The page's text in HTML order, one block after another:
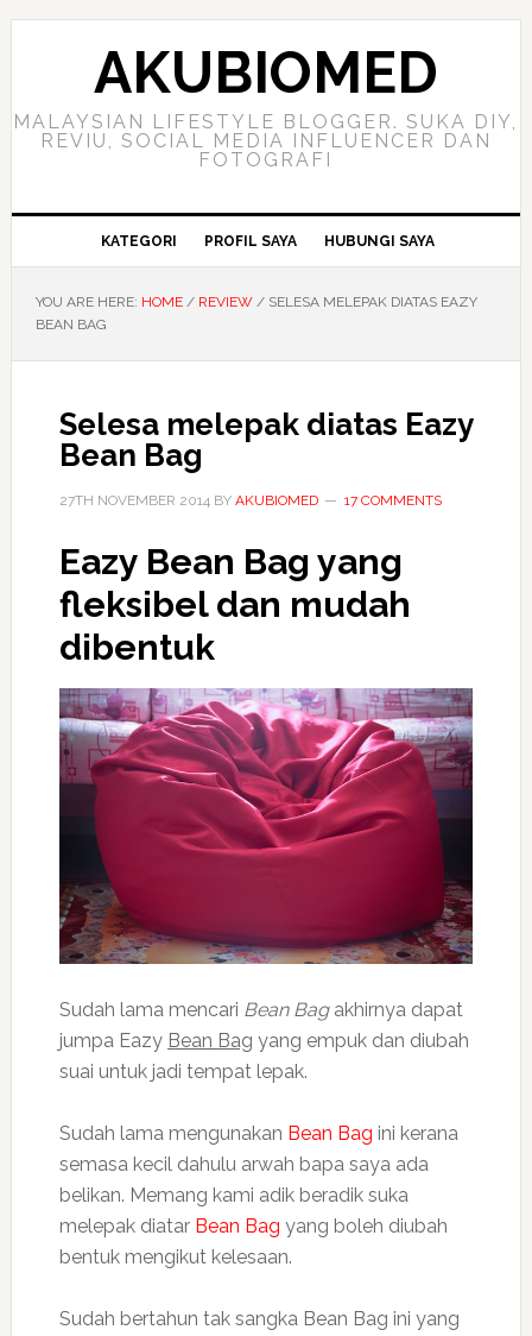
Skip
Skip
Skip
AKUBIOMED
MALAYSIAN LIFESTYLE BLOGGER. SUKA DIY,
REVIU, SOCIAL MEDIA INFLUENCER DAN
FOTOGRAFI
KATEGORI PROFIL SAYA HUBUNGI SAYA
YOU ARE HERE: HOME / REVIEW /SELESA MELEPAK DIATAS EAZY
BEAN BAG
Selesa melepak diatas Eazy
Bean Bag
27TH NOVEMBER 2014BY AKUBIOMED 17 COMMENTS
Eazy Bean Bag yang
fleksibel dan mudah
dibentuk
Sudah lama mencari Bean Bagakhirnya dapat
jumpa Eazy Bean Bag yang empuk dan diubah
suai untuk jadi tempat lepak.
Sudah lama mengunakan Bean Bag ini kerana
semasa kecil dahulu arwah bapa saya ada
belikan. Memang kami adik beradik suka
melepak diatar Bean Bag yang boleh diubah
bentuk mengikut kelesaan.
Sudah bertahun tak sangka Bean Bag ini yang